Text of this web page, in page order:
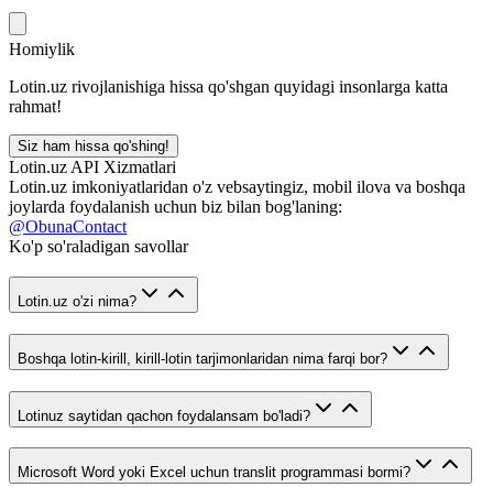
Homiylik
Lotin.uz rivojlanishiga hissa qo'shgan quyidagi insonlarga katta
rahmat!
Siz ham hissa qo'shing!
Lotin.uz API Xizmatlari
Lotin.uz imkoniyatlaridan o'z vebsaytingiz, mobil ilova va boshqa
joylarda foydalanish uchun biz bilan bog'laning:
@ObunaContact
Ko'p so'raladigan savollar
Lotin.uz o'zi nima?
Boshqa lotin-kirill, kirill-lotin tarjimonlaridan nima farqi bor?
Lotinuz saytidan qachon foydalansam bo'ladi?
Microsoft Word yoki Excel uchun translit programmasi bormi?